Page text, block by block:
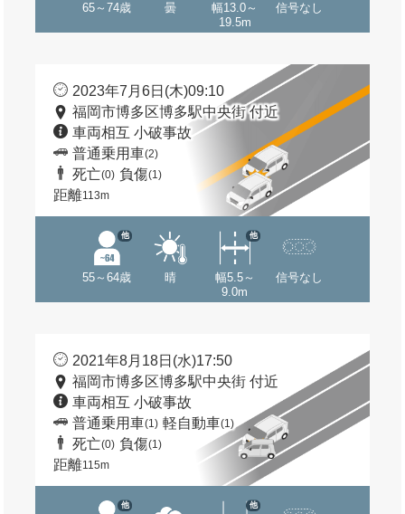
65～74歳 曇
幅13.0～
19.5m
信号なし
2023年7月6日(木)09:10
福岡市博多区博多駅中央街 付近
車両相互 小破事故
普通乗用車(2)
死亡(0) 負傷(1)
距離113m
55～64歳
他
晴
幅5.5～
9.0m
他
信号なし
2021年8月18日(水)17:50
福岡市博多区博多駅中央街 付近
車両相互 小破事故
普通乗用車(1) 軽自動車(1)
死亡(0) 負傷(1)
距離115m
他 他